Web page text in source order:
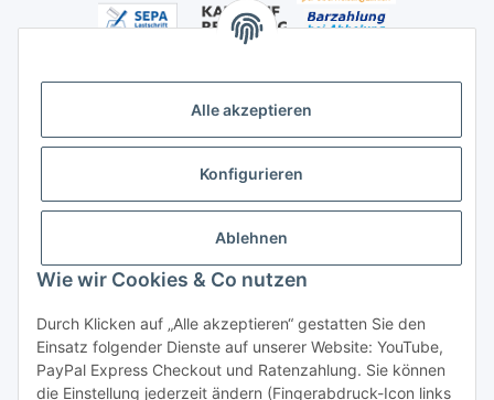
Alle akzeptieren
Konfigurieren
Ablehnen
Wie wir Cookies & Co nutzen
Durch Klicken auf „Alle akzeptieren“ gestatten Sie den
Einsatz folgender Dienste auf unserer Website: YouTube,
PayPal Express Checkout und Ratenzahlung. Sie können
die Einstellung jederzeit ändern (Fingerabdruck-Icon links
Vertrag widerrufen